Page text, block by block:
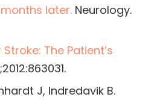
later. Neurology.
The Patient’s
J, Indredavik B.